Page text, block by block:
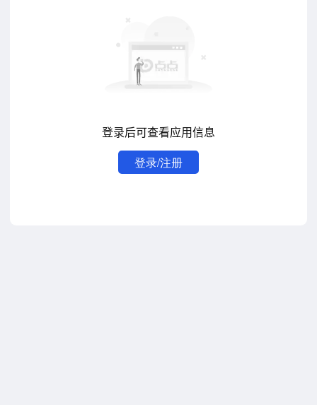
登录后可查看应用信息
登录/注册